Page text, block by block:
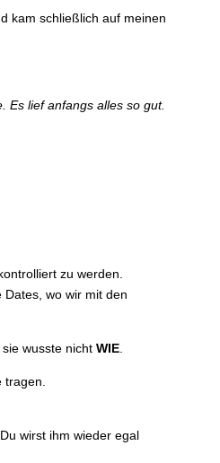
kam schließlich auf meinen
Es lief anfangs alles so gut.
zu werden.
wo wir mit den
sie wusste nichtWIE.
tragen.
wirst ihm wieder egal